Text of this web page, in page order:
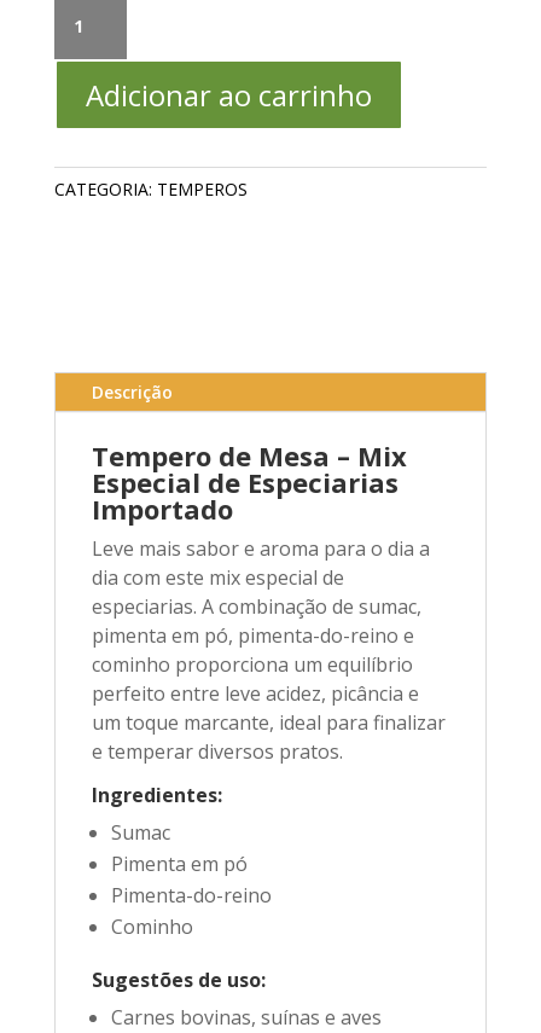
Mesa
em
pó,
quantidade
Adicionar ao carrinho
CATEGORIA: TEMPEROS
Descrição
Tempero de Mesa – Mix
Especial de Especiarias
Importado
Leve mais sabor e aroma para o dia a
dia com este mix especial de
especiarias. A combinação de sumac,
pimenta em pó, pimenta-do-reino e
cominho proporciona um equilíbrio
perfeito entre leve acidez, picância e
um toque marcante, ideal para finalizar
e temperar diversos pratos.
Ingredientes:
Sumac
Pimenta em pó
Pimenta-do-reino
Cominho
Sugestões de uso:
Carnes bovinas, suínas e aves